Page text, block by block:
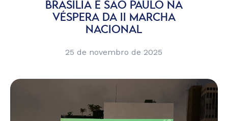
BRASÍLIA E SÃO PAULO NA
VÉSPERA DA II MARCHA
NACIONAL
25 de novembro de 2025